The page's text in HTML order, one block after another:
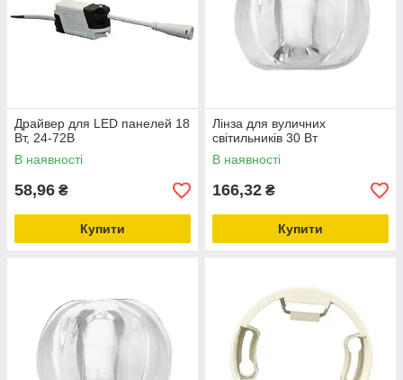
Драйвер для LED панелей 18
Вт, 24-72В
В наявності
58,96 ₴
Купити
Лінза для вуличних
світильників 30 Вт
В наявності
166,32 ₴
Купити